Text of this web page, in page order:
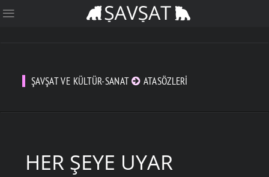
ŞAVŞAT VE KÜLTÜR-SANAT ATASÖZLERI
HER ŞEYE UYAR